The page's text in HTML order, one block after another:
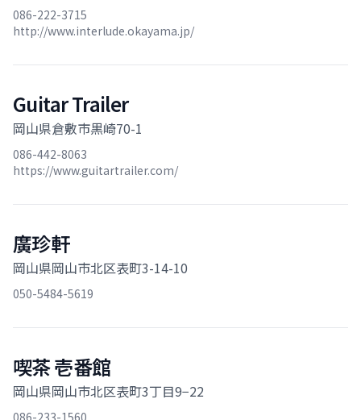
086-222-3715
http://www.interlude.okayama.jp/
Guitar Trailer
岡山県倉敷市黒崎70-1
086-442-8063
https://www.guitartrailer.com/
廣珍軒
岡山県岡山市北区表町3-14-10
050-5484-5619
喫茶 壱番館
岡山県岡山市北区表町3丁目9−22